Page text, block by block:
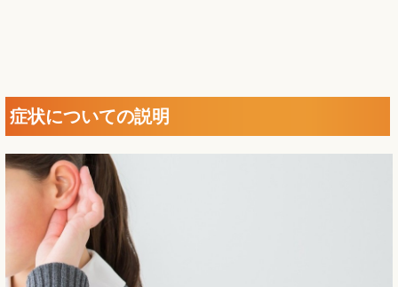
症状についての説明